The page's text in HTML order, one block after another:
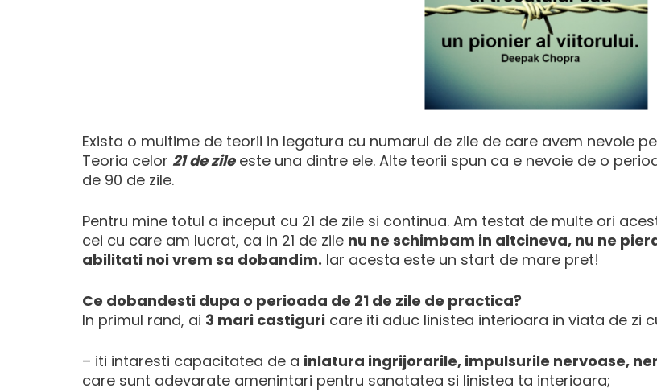
Exista o multime de teorii in legatura cu numarul de zile de care avem nevoie
Teoria celor 21 de zileeste una dintre ele. Alte teorii spun ca e nevoie de o
de 90 de zile.
Pentru mine totul a inceput cu 21 de zile si continua. Am testat de multe ori
cei cu care am lucrat, ca in 21 de zile nu ne schimbam in altcineva, nu ne
abilitati noi vrem sa dobandim. Iar acesta este un start de mare pret!
Ce dobandesti dupa o perioada de 21 de zile de practica?
In primul rand, ai 3 mari castiguri care iti aduc linistea interioara in viata de zi
– iti intaresti capacitatea de a inlatura ingrijorarile, impulsurile nervoase,
care sunt adevarate amenintari pentru sanatatea si linistea ta interioara;